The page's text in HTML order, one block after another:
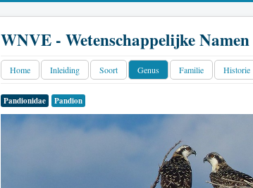
WNVE - Wetenschappelijke
Home Inleiding Soort Genus Familie Historie
Pandionidae Pandion